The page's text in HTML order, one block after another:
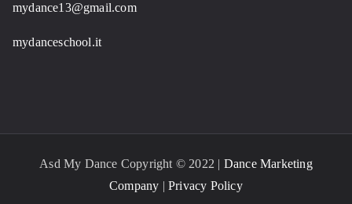
mydance13@gmail.com
mydanceschool.it
Asd My Dance Copyright © 2022 | Dance Marketing
Company |Privacy Policy